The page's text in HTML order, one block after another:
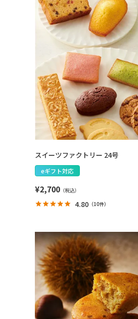
スイーツファクトリー 24号
eギフト対応
¥2,700
4.80 （10件）